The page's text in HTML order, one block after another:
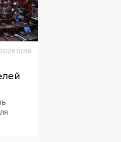
10:58